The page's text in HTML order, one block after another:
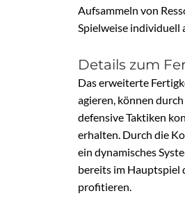
Aufsammeln von
Spielweise individuell
Details zum
Das erweiterte
agieren, können
defensive Taktiken
erhalten. Durch die
ein dynamisches
bereits im Hauptspiel
profitieren.